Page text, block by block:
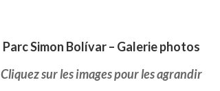
Parc Simon Bolívar – Galerie photos
Cliquez sur les images pour les agrandir